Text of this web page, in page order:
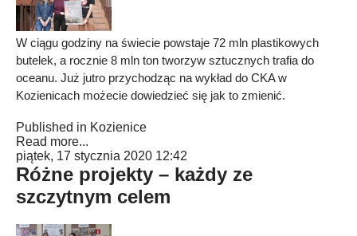
W ciągu godziny na świecie powstaje 72 mln plastikowych
butelek, a rocznie 8 mln ton tworzyw sztucznych trafia do
oceanu. Już jutro przychodząc na wykład do CKA w
Kozienicach możecie dowiedzieć się jak to zmienić.
Published in Kozienice
Read more...
piątek, 17 stycznia 2020 12:42
Różne projekty – każdy ze
szczytnym celem